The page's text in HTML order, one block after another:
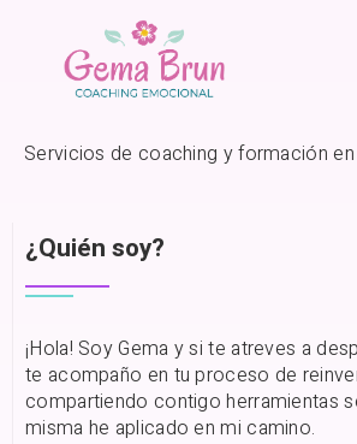
Servicios de coaching y formación
¿Quién soy?
¡Hola! Soy Gema y si te atreves a
te acompaño en tu proceso de
compartiendo contigo herramientas
misma he aplicado en mi camino.